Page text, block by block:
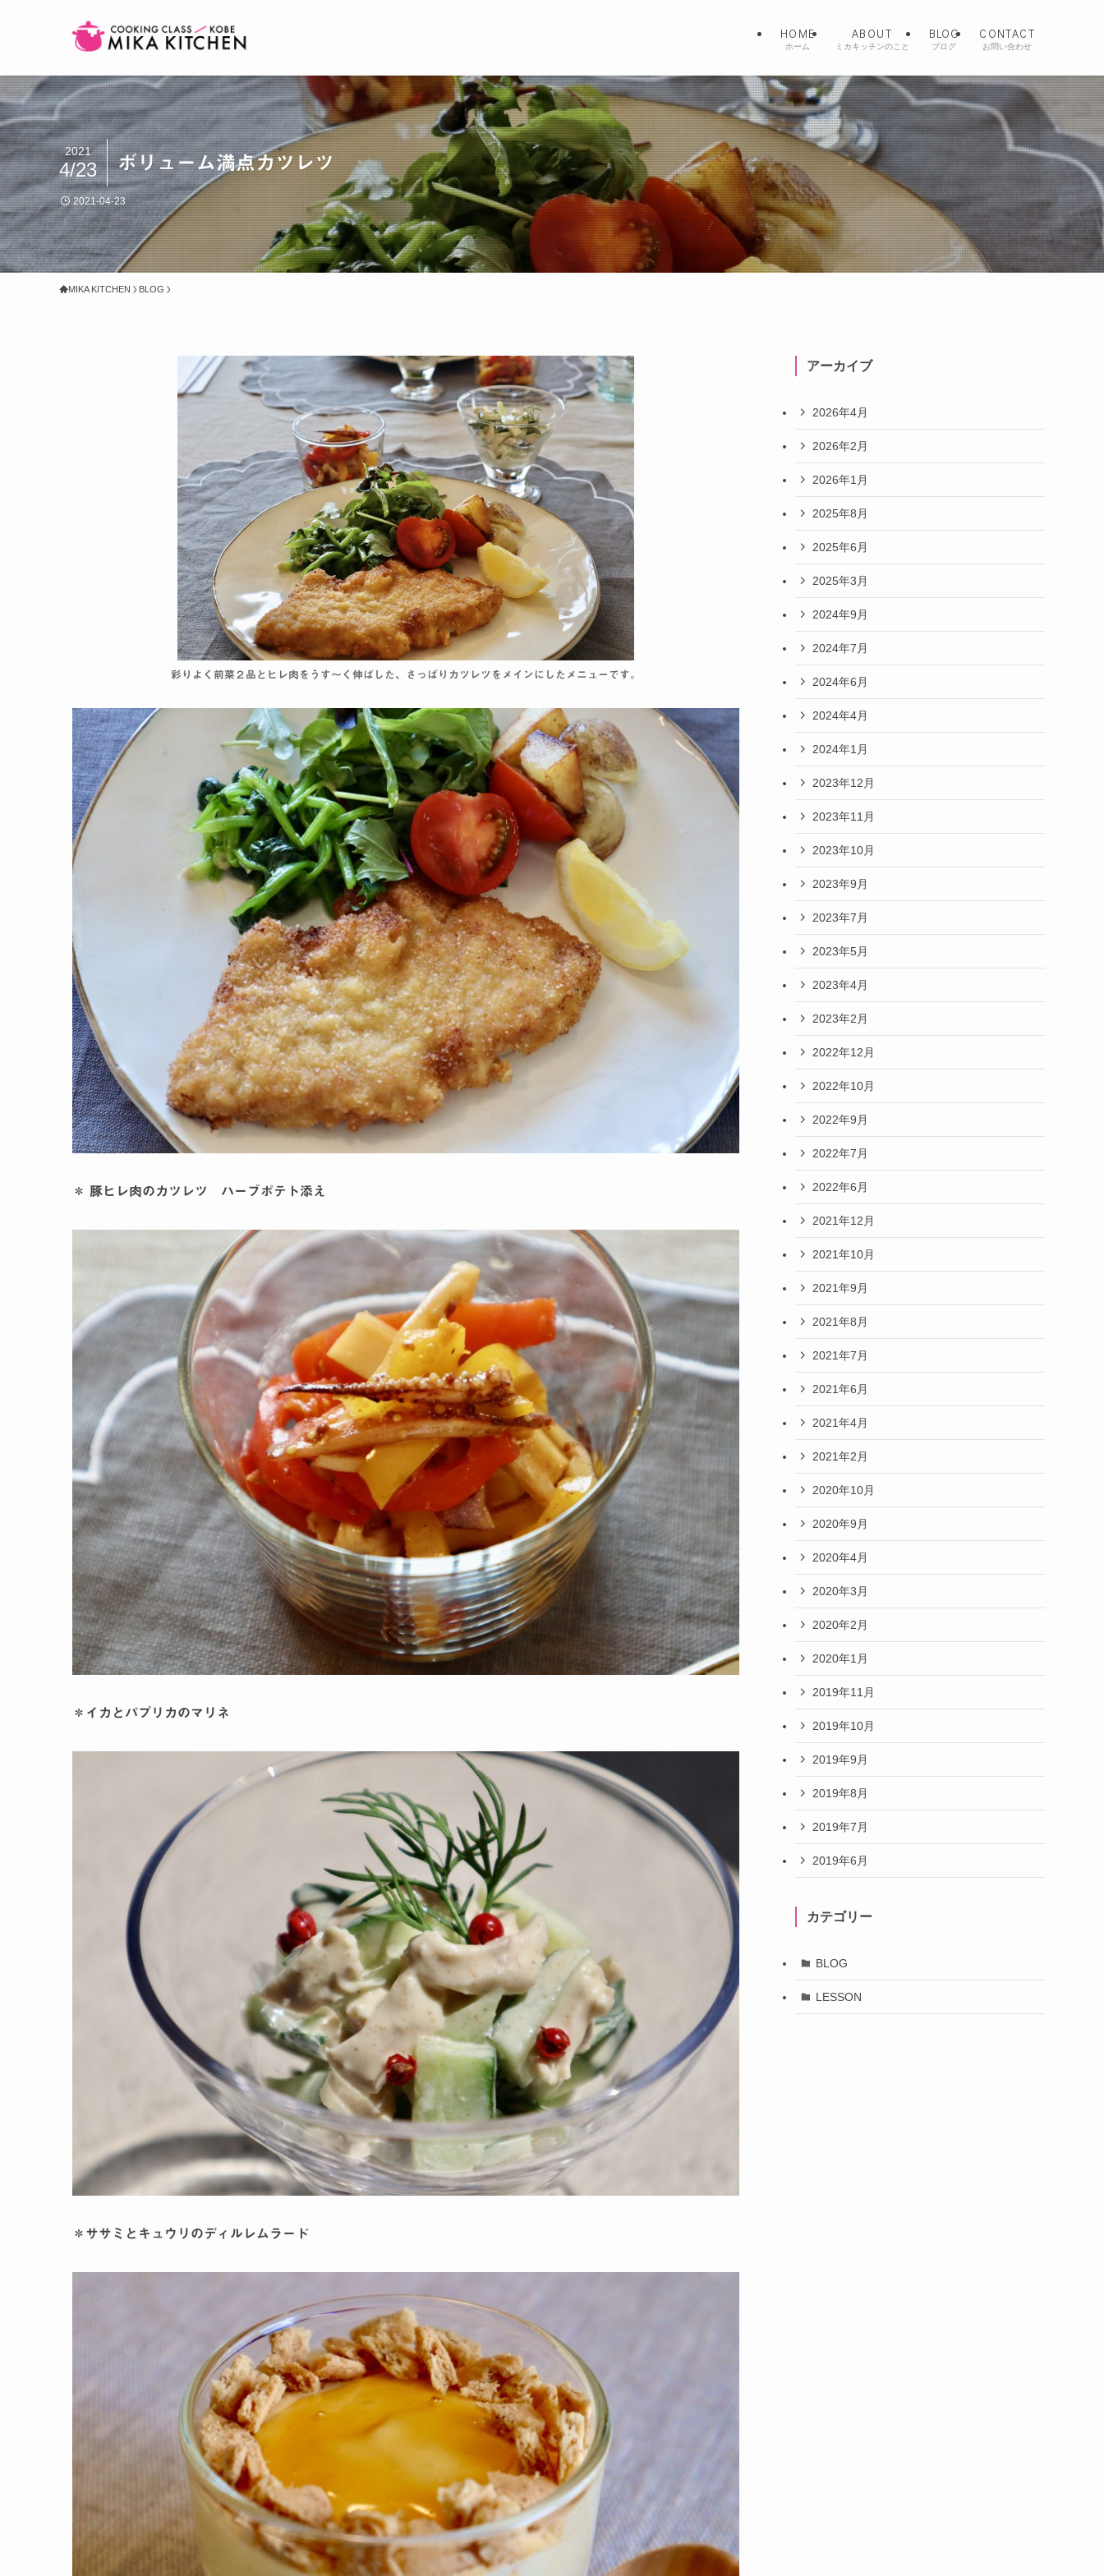
HOME
ホーム
ABOUT
ミカキッチンのこと
BLOG
ブログ
CONTACT
お問い合わせ
ボリューム満点カツレツ
2021
4/23
2021-04-23
MIKA KITCHEN BLOG
彩りよく前菜２品とヒレ肉をうす〜く伸ばした、さっぱりカツレツをメインにしたメニューです。
＊ 豚ヒレ肉のカツレツ ハーブポテト添え
＊イカとパプリカのマリネ
＊ササミとキュウリのディルレムラード
アーカイブ
2026年4月
2026年2月
2026年1月
2025年8月
2025年6月
2025年3月
2024年9月
2024年7月
2024年6月
2024年4月
2024年1月
2023年12月
2023年11月
2023年10月
2023年9月
2023年7月
2023年5月
2023年4月
2023年2月
2022年12月
2022年10月
2022年9月
2022年7月
2022年6月
2021年12月
2021年10月
2021年9月
2021年8月
2021年7月
2021年6月
2021年4月
2021年2月
2020年10月
2020年9月
2020年4月
2020年3月
2020年2月
2020年1月
2019年11月
2019年10月
2019年9月
2019年8月
2019年7月
2019年6月
カテゴリー
BLOG
LESSON